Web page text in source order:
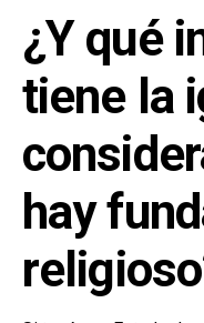
¿Y qué
tiene la
hay